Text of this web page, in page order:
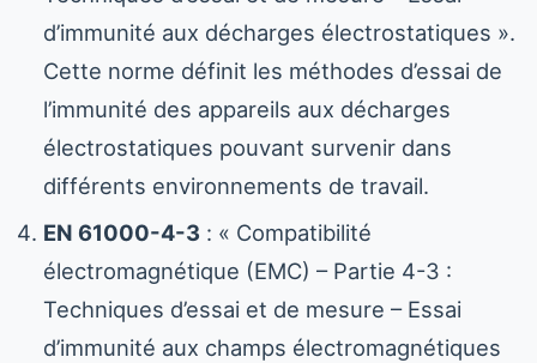
d’immunité aux décharges électrostatiques ».
Cette norme définit les méthodes d’essai de
l’immunité des appareils aux décharges
électrostatiques pouvant survenir dans
différents environnements de travail.
EN 61000-4-3 : « Compatibilité
électromagnétique (EMC) – Partie 4-3 :
Techniques d’essai et de mesure – Essai
d’immunité aux champs électromagnétiques